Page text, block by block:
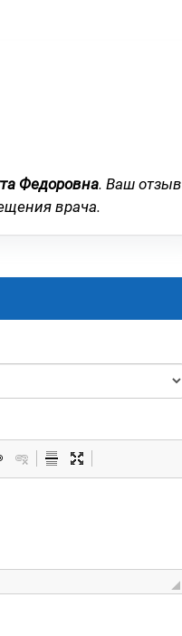
Федоровна. Ваш отзыв
врача.